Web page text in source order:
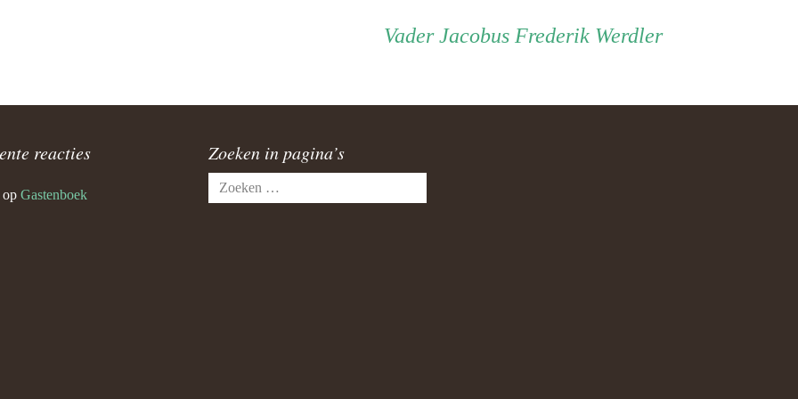
VaderVader
Jacobus Frederik Werdler
reacties
op Gastenboek
Zoeken in pagina’s
Zoeken
naar: